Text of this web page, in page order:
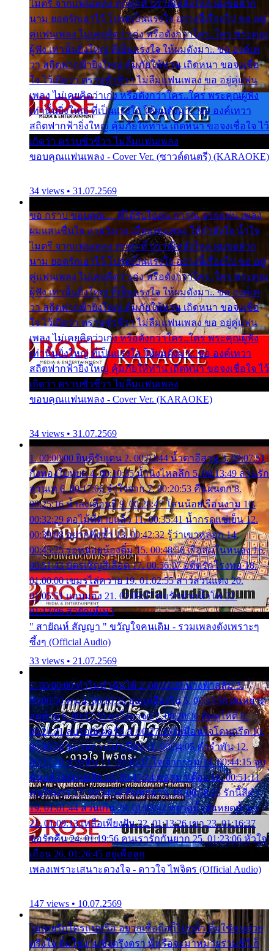
ไมตรี จากแฟนเพลง ทุกทุกที่ ปราณีหลั่งไหล ผมขอฝาก
นาม ยอดรักเอาไว้ โปรดเป็นแรงใจ อย่างนี้เรื่อยไป ขอ อยู่
คู่แฟนเพลง ไม่เคยคิดว่าเก่ง หรือดังกว่าใคร..ใคร พระคุณ
ผู้ฟัง เท่านั้นยิ่งใหญ่ ที่เป็นแรงใจ ให้ผมดังมา.. ขอ องค์เท
วา สถิตฟากฟ้ายิ่งใหญ่ คุ้มภัยให้ท่าน เถิดหนา ขอจงเชื่อ
ใจ ไว้เถิดว่า ตราบชั่วชีวา ไม่ลืมแฟนเพลง ขอ อยู่คู่แฟน
เพลง ไม่เคยคิดว่าเก่ง หรือดังกว่าใคร..ใคร พระคุณผู้ฟัง
เท่านั้นยิ่งใหญ่ ที่เป็นแรงใจ ให้ผมดังมา.. ขอ องค์เทวา
สถิตฟากฟ้ายิ่งใหญ่ คุ้มภัยให้ท่าน เถิดหนา ขอจงเชื่อใจ ไว้
เถิดว่า ตราบชั่วชีวา ไม่ลืมแฟนเพลง
ขอบคุณแฟนเพลง - Cover Ver. (ซาวด์ดนตรี) (KARAOKE)
34 views • 31.07.2569
ขอ กราบ ขอบคุณ.... ที่ได้รับไออุ่น การุณ จากแฟน เพลง
ผมแสนชื่นใจ หายวังเวง เมื่อแฟนเพลง ให้กำลังใจ น้ำใจ
ไมตรี จากแฟนเพลง ทุกทุกที่ ปราณีหลั่งไหล ผมขอฝาก
นาม ยอดรักเอาไว้ โปรดเป็นแรงใจ อย่างนี้เรื่อยไป ขอ อยู่
คู่แฟนเพลง ไม่เคยคิดว่าเก่ง หรือดังกว่าใคร..ใคร พระคุณ
ผู้ฟัง เท่านั้นยิ่งใหญ่ ที่เป็นแรงใจ ให้ผมดังมา.. ขอ องค์เท
วา สถิตฟากฟ้ายิ่งใหญ่ คุ้มภัยให้ท่าน เถิดหนา ขอจงเชื่อ
ใจ ไว้เถิดว่า ตราบชั่วชีวา ไม่ลืมแฟนเพลง ขอ อยู่คู่แฟน
เพลง ไม่เคยคิดว่าเก่ง หรือดังกว่าใคร..ใคร พระคุณผู้ฟัง
เท่านั้นยิ่งใหญ่ ที่เป็นแรงใจ ให้ผมดังมา.. ขอ องค์เทวา
สถิตฟากฟ้ายิ่งใหญ่ คุ้มภัยให้ท่าน เถิดหนา ขอจงเชื่อใจ ไว้
เถิดว่า ตราบชั่วชีวา ไม่ลืมแฟนเพลง
ขอบคุณแฟนเพลง - Cover Ver. (KARAOKE)
34 views • 31.07.2569
1. 00:00:00 ยินดีรับเดน 2. 00:03:44 น้ำตาอีสาน 3. 00:07:51
กิ่งทองใบหยก 4. 00:10:35 น้ำนิ่งไหลลึก 5. 00:13:49 ลานรัก
ลานเท 6. 00:17:06 จำใจจาก 7. 00:20:53 คืนฝนตก 8.
00:25:16 น้ำลงเดือนยี่ 9. 00:28:47 โสนน้อยเรือนงาม 10.
00:32:29 ตอไม้ที่ตายแล้ว 11. 00:35:41 น้ำกรดแช่เย็น 12.
00:39:08 อยากฟังซ้ำ 13. 00:42:32 รู้ว่าเขาหลอก 14.
00:45:25 รอหน่อยน้องติ๋ม 15. 00:48:56 เรือล่มในหนอง 16.
00:51:43 บัตรเชิญสีเลือด 17. 00:56:07 อดีตรักโรงทอ 18.
01:00:00 เขมรไล่ควาย 19. 01:02:55 สาวสวนแตง 20.
01:05:51 แอบมอง 21. 01:09:27 พบรักปากน้ำโพ 22.
01:13:06 สายัณห์เมา
" สายัณห์ สัญญา " ขวัญใจคนเดิม - รวมเพลงดังเพราะๆ
ซึ้งๆ (Official Audio)
33 views • 21.07.2569
1. 00:00:00 ทำไมทำฉันได้ 2. 00:03:20 นางฟ้าสลัม 3.
00:06:50 คน 4. 00:10:36 บุญเหลือเกิน 5. 00:13:58 ฝนหยาด
สุดท้าย 6. 00:17:30 ยาใจยาจก 7. 00:20:30 คิดดูให้ดี 8.
00:24:21 ลบรอยแผลรัก 9. 00:27:35 เหมือนใจโดนกรีด 10.
00:30:54 ขบวนการเปาเปียว 11. 00:34:05 คำรำพัน 12.
00:37:20 ปาหนัน 13. 00:40:37 ใจเจ้ากรรม 14. 00:44:15 จูบ
ฉันแล้วจงตายเสีย 15. 00:47:24 ขอสูมาเต๊อะ 16. 00:51:11
คนใจมาร 17. 00:54:50 คืนทรมาน 18. 00:58:25 รักนี้สีดำ
19. 01:01:44 ส่วนเกิน 20. 01:05:42 หยาดน้ำฝนหยดน้ำตา
21. 01:09:13 เหลือเพียงฝัน 22. 01:13:26 เขา 23. 01:16:37
ขอรักคืน 24. 01:19:56 คนเรารักกันยาก 25. 01:23:06 หัวใจ
เถื่อน 26. 01:26:45 อยู่เพื่อลูก
เพลงเพราะเสนาะดวงใจ - ดาวใจ ไพจิตร (Official Audio)
147 views • 10.07.2569
ไม่เคยรักใครแน่หรือ อยากเชื่อถือก็ไม่กล้า ติ๋มใช่คนสวย
ตรึงใจ ติ๋มใช่งามซึ้งตรึงตรา พี่หรือจะมาหมายร่วมชีวี ก็